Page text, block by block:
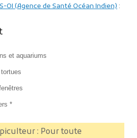
OI (Agence de Santé Océan Indien) :
et aquariums
*
: Pour toute